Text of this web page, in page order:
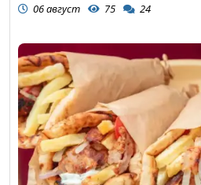
06 август 75 24